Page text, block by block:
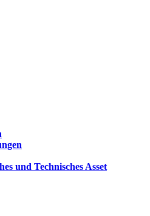
und Technisches Asset